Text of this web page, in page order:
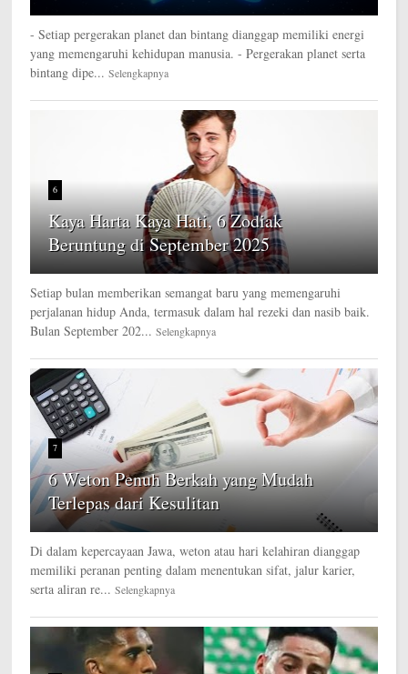
- Setiap pergerakan planet dan bintang dianggap memiliki energi
yang memengaruhi kehidupan manusia. - Pergerakan planet serta
bintang dipe... Selengkapnya
6
Kaya Harta Kaya Hati, 6 Zodiak
Beruntung di September 2025
Setiap bulan memberikan semangat baru yang memengaruhi
perjalanan hidup Anda, termasuk dalam hal rezeki dan nasib baik.
Bulan September 202... Selengkapnya
7
6 Weton Penuh Berkah yang Mudah
Terlepas dari Kesulitan
Di dalam kepercayaan Jawa, weton atau hari kelahiran dianggap
memiliki peranan penting dalam menentukan sifat, jalur karier,
serta aliran re... Selengkapnya